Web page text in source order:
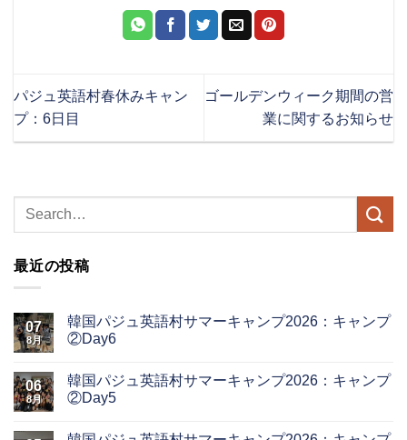
パジュ英語村春休みキャン
プ：6日目
ゴールデンウィーク期間の営
業に関するお知らせ
最近の投稿
07
8月
韓国パジュ英語村サマーキャンプ2026：キャンプ
②Day6
06
8月
韓国パジュ英語村サマーキャンプ2026：キャンプ
②Day5